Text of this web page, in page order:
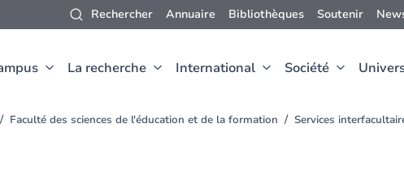
Rechercher Annuaire Bibliothèques Soutenir
La recherche International Société
Faculté des sciences de l'éducation et de la formation
Services